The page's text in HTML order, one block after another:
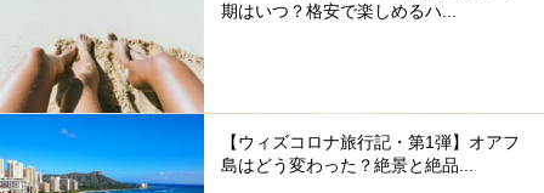
期はいつ？格安で楽しめるハ...
【ウィズコロナ旅行記・第1弾】オアフ
島はどう変わった？絶景と絶品...